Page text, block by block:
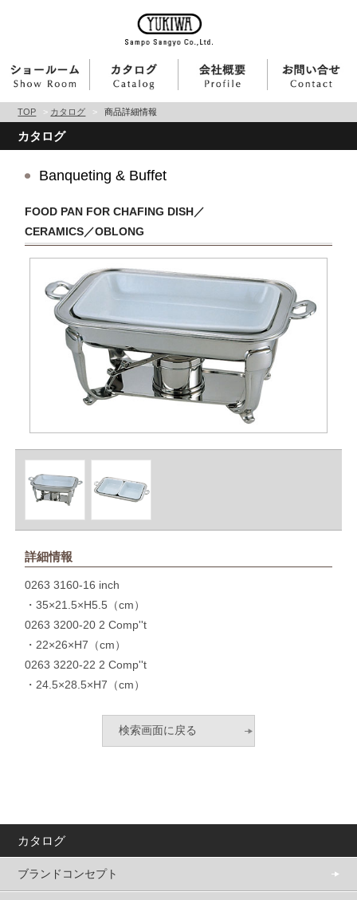
TOP > カタログ > 商品詳細情報
カタログ
Banqueting & Buffet
FOOD PAN FOR CHAFING DISH／
CERAMICS／OBLONG
詳細情報
0263 3160-16 inch
・35×21.5×H5.5（cm）
0263 3200-20 2 Comp''t
・22×26×H7（cm）
0263 3220-22 2 Comp''t
・24.5×28.5×H7（cm）
カタログ
ブランドコンセプト